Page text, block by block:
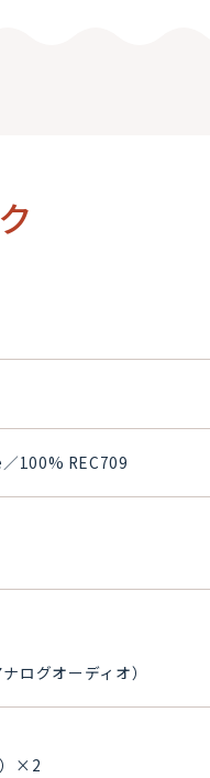
100% REC709
ログオーディオ）
×2